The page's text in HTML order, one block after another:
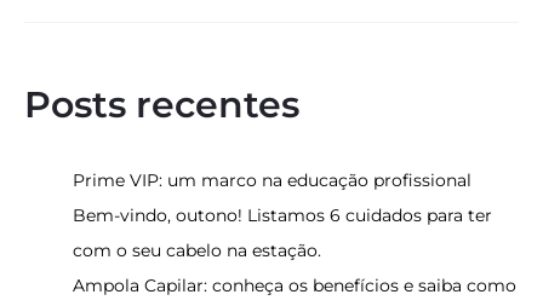
Posts recentes
Prime VIP: um marco na educação profissional
Bem-vindo, outono! Listamos 6 cuidados para ter
com o seu cabelo na estação.
Ampola Capilar: conheça os benefícios e saiba como